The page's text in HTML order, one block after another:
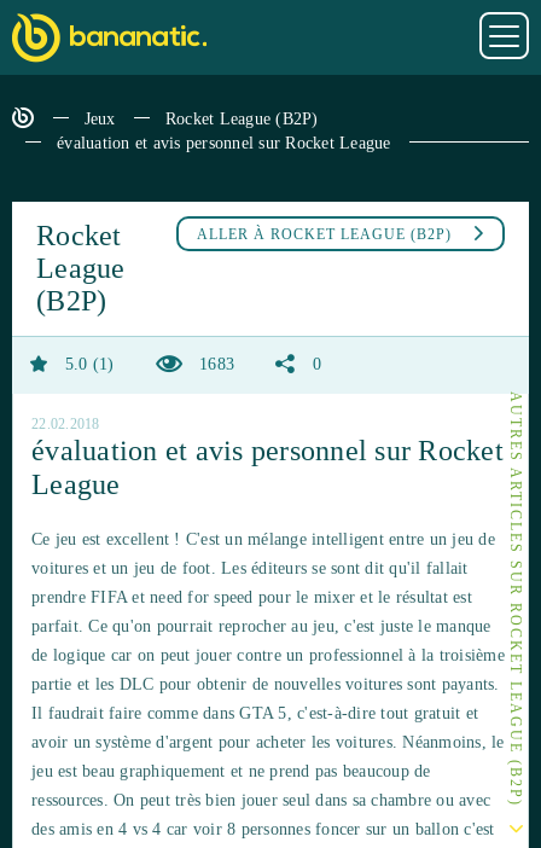
Jeux
Rocket League (B2P)
évaluation et avis personnel sur Rocket League
AUTRES ARTICLES SUR ROCKET LEAGUE (B2P)
ALLER À ROCKET LEAGUE (B2P)
Rocket
League
(B2P)
5.0 1 1683 0
22.02.2018
évaluation et avis personnel sur Rocket
League
Ce jeu est excellent ! C'est un mélange intelligent entre un jeu de
voitures et un jeu de foot. Les éditeurs se sont dit qu'il fallait
prendre FIFA et need for speed pour le mixer et le résultat est
parfait. Ce qu'on pourrait reprocher au jeu, c'est juste le manque
de logique car on peut jouer contre un professionnel à la troisième
partie et les DLC pour obtenir de nouvelles voitures sont payants.
Il faudrait faire comme dans GTA 5, c'est-à-dire tout gratuit et
avoir un système d'argent pour acheter les voitures. Néanmoins, le
jeu est beau graphiquement et ne prend pas beaucoup de
ressources. On peut très bien jouer seul dans sa chambre ou avec
des amis en 4 vs 4 car voir 8 personnes foncer sur un ballon c'est